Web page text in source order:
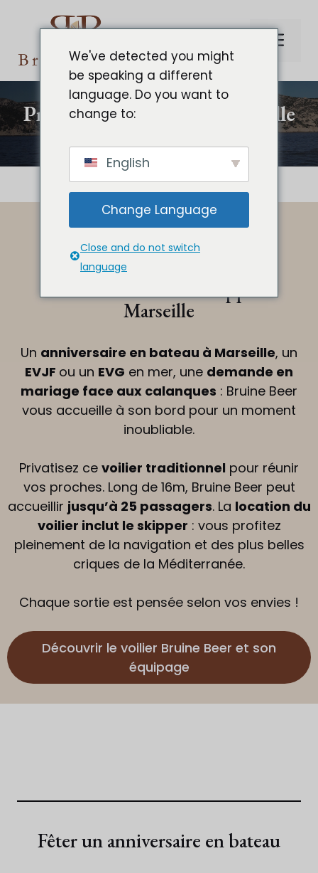
Privatiser le voilier à Marseille
Louer le voilier avec skipper à
Marseille
Un anniversaire en bateau à Marseille, un
EVJF ou un EVG en mer, une demande en
mariage face aux calanques : Bruine Beer
vous accueille à son bord pour un moment
inoubliable.
Privatisez ce voilier traditionnel pour réunir
vos proches. Long de 16m, Bruine Beer peut
accueillir jusqu’à 25 passagers. La location du
voilier inclut le skipper : vous profitez
pleinement de la navigation et des plus belles
criques de la Méditerranée.
Chaque sortie est pensée selon vos envies !
Découvrir le voilier Bruine Beer et son
équipage
Fêter un anniversaire en bateau
We've detected you might
be speaking a different
language. Do you want to
change to:
English
Change Language
Close and do not switch
language